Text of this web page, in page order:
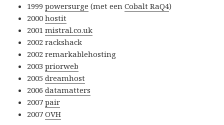
1999powersurge (met eenCobalt RaQ4)
2000hostit
2001mistral.co.uk
2002 rackshack
2002 remarkablehosting
2003priorweb
2005dreamhost
2006datamatters
2007pair
2007OVH